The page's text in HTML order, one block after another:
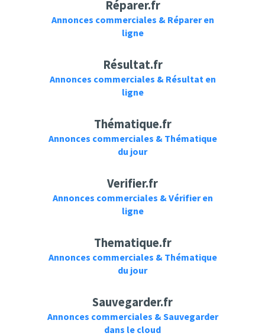
Réparer.fr
Annonces commerciales & Réparer en
ligne
Résultat.fr
Annonces commerciales & Résultat en
ligne
Thématique.fr
Annonces commerciales & Thématique
du jour
Verifier.fr
Annonces commerciales & Vérifier en
ligne
Thematique.fr
Annonces commerciales & Thématique
du jour
Sauvegarder.fr
Annonces commerciales & Sauvegarder
dans le cloud